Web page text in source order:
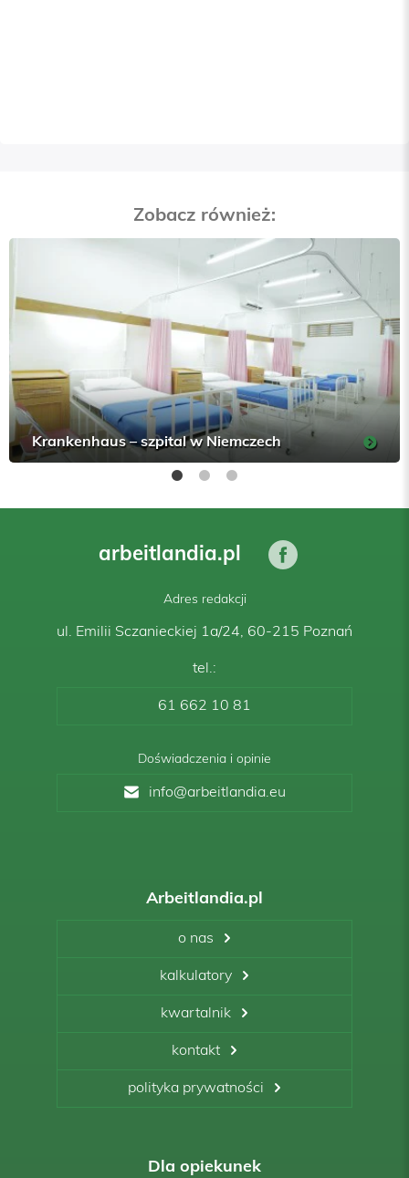
Zobacz również:
Krankenhaus – szpital w Niemczech
arbeitlandia.pl
Adres redakcji
ul. Emilii Sczanieckiej 1a/24, 60-215 Poznań
tel.:
61 662 10 81
Doświadczenia i opinie
info@arbeitlandia.eu
Arbeitlandia.pl
o nas
kalkulatory
kwartalnik
kontakt
polityka prywatności
Dla opiekunek